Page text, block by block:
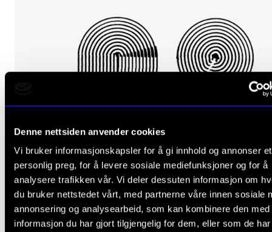
Denne nettsiden anvender cookies
Vi bruker informasjonskapsler for å gi innhold og annonser et
personlig preg, for å levere sosiale mediefunksjoner og for å
analysere trafikken vår. Vi deler dessuten informasjon om
du bruker nettstedet vårt, med partnerne våre innen sosiale
annonsering og analysearbeid, som kan kombinere den med
informasjon du har gjort tilgjengelig for dem, eller som de